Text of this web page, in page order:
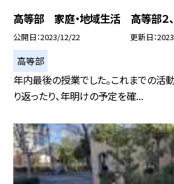
高等部 家庭・地域生活 高等部２
公開日 2023/12/22 更新日
高等部
年内最後の授業でした。これまでの活
り返ったり、年明けの予定を確...